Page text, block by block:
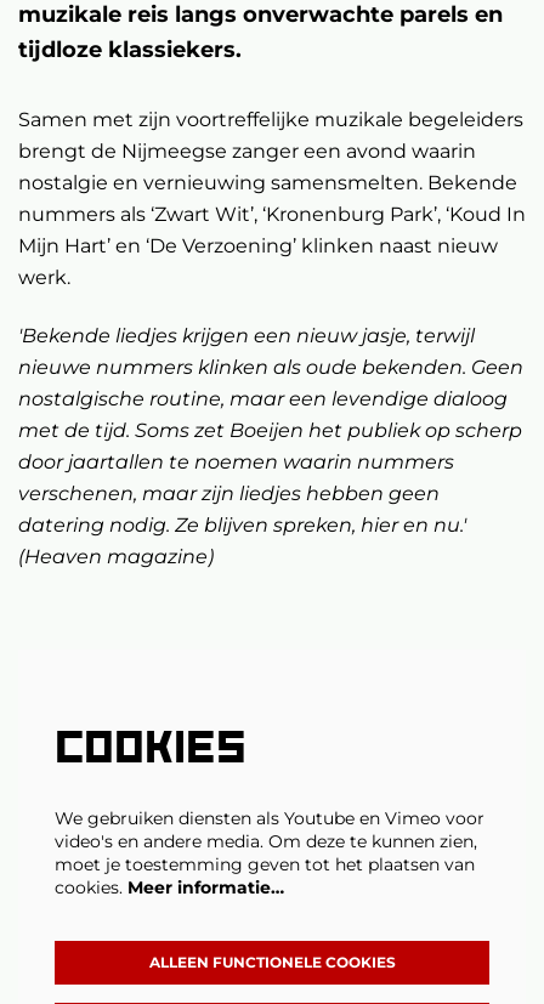
muzikale reis langs onverwachte parels en
tijdloze klassiekers.
Samen met zijn voortreffelijke muzikale begeleiders
brengt de Nijmeegse zanger een avond waarin
nostalgie en vernieuwing samensmelten. Bekende
nummers als ‘Zwart Wit’, ‘Kronenburg Park’, ‘Koud In
Mijn Hart’ en ‘De Verzoening’ klinken naast nieuw
werk.
'Bekende liedjes krijgen een nieuw jasje, terwijl
nieuwe nummers klinken als oude bekenden. Geen
nostalgische routine, maar een levendige dialoog
met de tijd. Soms zet Boeijen het publiek op scherp
door jaartallen te noemen waarin nummers
verschenen, maar zijn liedjes hebben geen
datering nodig. Ze blijven spreken, hier en nu.'
(Heaven magazine)
COOKIES
We gebruiken diensten als Youtube en Vimeo voor
video's en andere media. Om deze te kunnen zien,
moet je toestemming geven tot het plaatsen van
cookies. Meer informatie…
ALLEEN FUNCTIONELE COOKIES